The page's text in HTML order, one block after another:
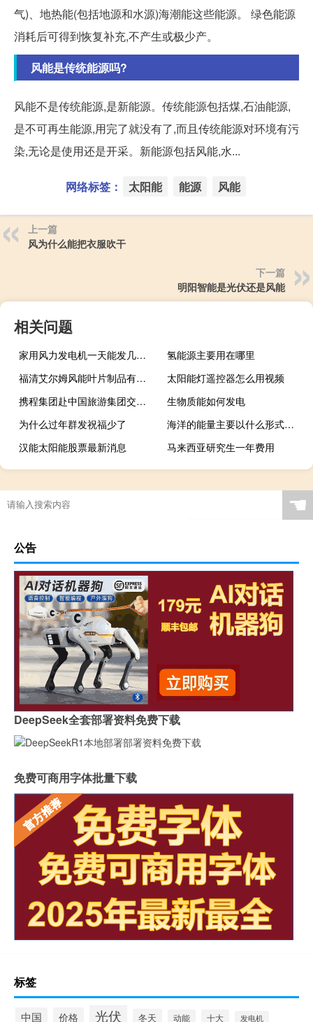
气)、地热能(包括地源和水源)海潮能这些能源。 绿色能源
消耗后可得到恢复补充,不产生或极少产。
风能是传统能源吗?
风能不是传统能源,是新能源。传统能源包括煤,石油能源,
是不可再生能源,用完了就没有了,而且传统能源对环境有污
染,无论是使用还是开采。新能源包括风能,水...
网络标签： 太阳能 能源 风能
上一篇
风为什么能把衣服吹干
下一篇
明阳智能是光伏还是风能
相关问题
家用风力发电机一天能发几度电
氢能源主要用在哪里
福清艾尔姆风能叶片制品有限公司怎么走
太阳能灯遥控器怎么用视频
携程集团赴中国旅游集团交流 探寻入境游等四领域全方位战略合作
生物质能如何发电
为什么过年群发祝福少了
海洋的能量主要以什么形式存在
汉能太阳能股票最新消息
马来西亚研究生一年费用
☚
公告
DeepSeek全套部署资料免费下载
免费可商用字体批量下载
标签
中国 价格 光伏 冬天 动能 十大 发电机